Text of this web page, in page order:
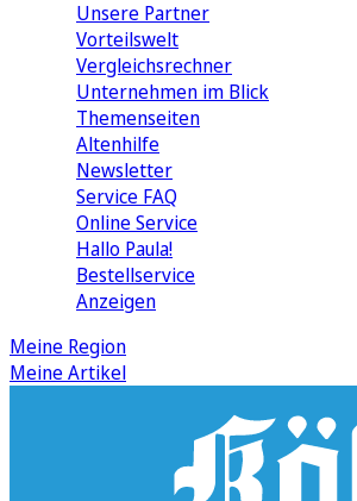
Unsere Partner
Vorteilswelt
Vergleichsrechner
Unternehmen im Blick
Themenseiten
Altenhilfe
Newsletter
Service FAQ
Online Service
Hallo Paula!
Bestellservice
Anzeigen
Meine Region
Meine Artikel